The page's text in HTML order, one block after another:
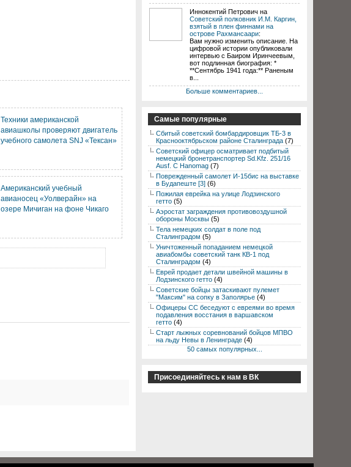
Техники американской
авиашколы проверяют двигатель
учебного самолета SNJ «Тексан»
Американский учебный
авианосец «Уолверайн» на
озере Мичиган на фоне Чикаго
Иннокентий Петрович на
Советский полковник И.М. Каргин,
взятый в плен финнами на
острове Рахмансаари:
Вам нужно изменить описание. На
цифровой истории опубликовали
интервью с Баиром Иринчеевым,
вот подлинная биография: *
**Сентябрь 1941 года:** Раненым
в...
Больше комментариев...
Самые популярные
Сбитый советский бомбардировщик ТБ-3 в
Краснооктябрьском районе Сталинграда (7)
Советский офицер осматривает подбитый
немецкий бронетранспортер Sd.Kfz. 251/16
Ausf. C Hanomag (7)
Поврежденный самолет И-15бис на выставке
в Будапеште [3] (6)
Пожилая еврейка на улице Лодзинского
гетто (5)
Аэростат заграждения противовоздушной
обороны Москвы (5)
Тела немецких солдат в поле под
Сталинградом (5)
Уничтоженный попаданием немецкой
авиабомбы советский танк КВ-1 под
Сталинградом (4)
Еврей продает детали швейной машины в
Лодзинского гетто (4)
Советские бойцы затаскивают пулемет
"Максим" на сопку в Заполярье (4)
Офицеры СС беседуют с евреями во время
подавления восстания в варшавском
гетто (4)
Старт лыжных соревнований бойцов МПВО
на льду Невы в Ленинграде (4)
50 самых популярных...
Присоединяйтесь к нам в ВК